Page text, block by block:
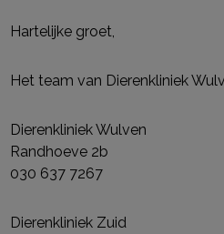
Hartelijke groet,
Het team van Dierenkliniek
Dierenkliniek Wulven
Randhoeve 2b
030 637 7267
Dierenkliniek Zuid